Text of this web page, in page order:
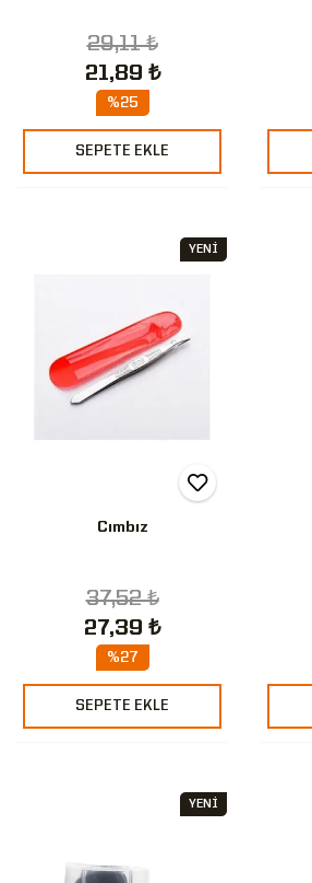
29,11 ₺
21,89 ₺
%25
SEPETE EKLE
Cımbız
37,52 ₺
27,39 ₺
%27
SEPETE EKLE
YENİ
YENİ